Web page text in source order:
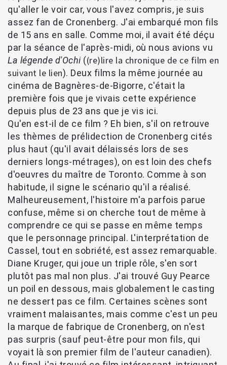
qu'aller le voir car, vous l'avez compris, je suis
assez fan de Cronenberg. J'ai embarqué mon fils
de 15 ans en salle. Comme moi, il avait été déçu
par la séance de l'après-midi, où nous avions vu
La légende d'Ochi((re)lire la chronique de ce film en
suivant le lien). Deux films la même journée au
cinéma de Bagnères-de-Bigorre, c'était la
première fois que je vivais cette expérience
depuis plus de 23 ans que je vis ici.
Qu'en est-il de ce film ? Eh bien, s'il on retrouve
les thèmes de prélidection de Cronenberg cités
plus haut (qu'il avait délaissés lors de ses
derniers longs-métrages), on est loin des chefs
d'oeuvres du maître de Toronto. Comme à son
habitude, il signe le scénario qu'il a réalisé.
Malheureusement, l'histoire m'a parfois parue
confuse, même si on cherche tout de même à
comprendre ce qui se passe en même temps
que le personnage principal. L'interprétation de
Cassel, tout en sobriété, est assez remarquable.
Diane Kruger, qui joue un triple rôle, s'en sort
plutôt pas mal non plus. J'ai trouvé Guy Pearce
un poil en dessous, mais globalement le casting
ne dessert pas ce film. Certaines scènes sont
vraiment malaisantes, mais comme c'est un peu
la marque de fabrique de Cronenberg, on n'est
pas surpris (sauf peut-être pour mon fils, qui
voyait là son premier film de l'auteur canadien).